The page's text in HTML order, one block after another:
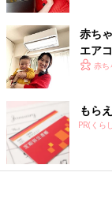
赤ち
エア
赤ち
もら
PR(くら